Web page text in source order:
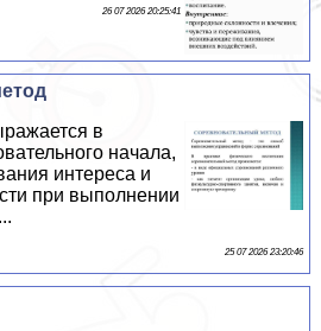
26 07 2026 20:25:41
в
начала,
интереса и
при выполнении
25 07 2026 23:20:46